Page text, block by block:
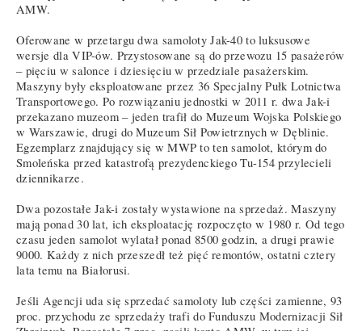
AMW.
Oferowane w przetargu dwa samoloty Jak-40 to luksusowe
wersje dla VIP-ów. Przystosowane są do przewozu 15 pasażerów
– pięciu w salonce i dziesięciu w przedziale pasażerskim.
Maszyny były eksploatowane przez 36 Specjalny Pułk Lotnictwa
Transportowego. Po rozwiązaniu jednostki w 2011 r. dwa Jak-i
przekazano muzeom – jeden trafił do Muzeum Wojska Polskiego
w Warszawie, drugi do Muzeum Sił Powietrznych w Dęblinie.
Egzemplarz znajdujący się w MWP to ten samolot, którym do
Smoleńska przed katastrofą prezydenckiego Tu-154 przylecieli
dziennikarze.
Dwa pozostałe Jak-i zostały wystawione na sprzedaż. Maszyny
mają ponad 30 lat, ich eksploatację rozpoczęto w 1980 r. Od tego
czasu jeden samolot wylatał ponad 8500 godzin, a drugi prawie
9000. Każdy z nich przeszedł też pięć remontów, ostatni cztery
lata temu na Białorusi.
Jeśli Agencji uda się sprzedać samoloty lub części zamienne, 93
proc. przychodu ze sprzedaży trafi do Funduszu Modernizacji Sił